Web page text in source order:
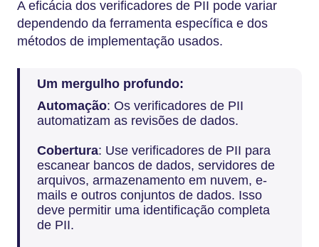
A eficácia dos verificadores de PII pode variar
dependendo da ferramenta específica e dos
métodos de implementação usados.
Um mergulho profundo:
Automação: Os verificadores de PII
automatizam as revisões de dados.
Cobertura: Use verificadores de PII para
escanear bancos de dados, servidores de
arquivos, armazenamento em nuvem, e-
mails e outros conjuntos de dados. Isso
deve permitir uma identificação completa
de PII.